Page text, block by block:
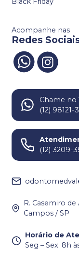
Acompanhe nas
Redes
Chame no
(12) 98121-
(12) 3209-
R. Casemiro de
Campos / SP
Horário de
Seg – Sex: 8h